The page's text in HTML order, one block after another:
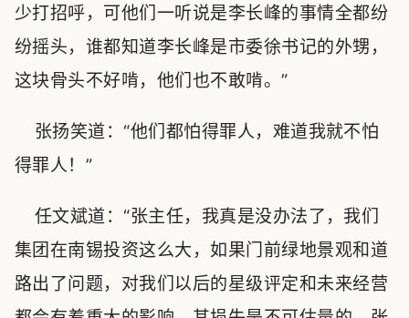
少打招呼，可他们一听说是李长峰的事情全都纷
纷摇头，谁都知道李长峰是市委徐书记的外甥，
这块骨头不好啃，他们也不敢啃。”
张扬笑道：“他们都怕得罪人，难道我就不怕
得罪人！”
任文斌道：“张主任，我真是没办法了，我们
集团在南锡投资这么大，如果门前绿地景观和道
路出了问题，对我们以后的星级评定和未来经营